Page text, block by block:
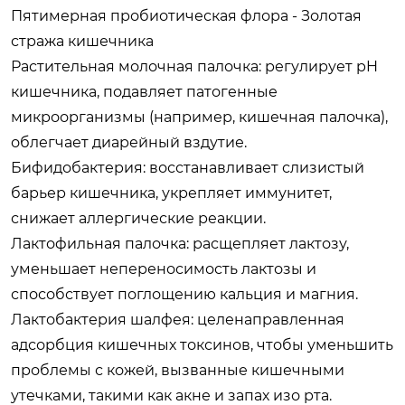
Пятимерная пробиотическая флора - Золотая
стража кишечника
Растительная молочная палочка: регулирует pH
кишечника, подавляет патогенные
микроорганизмы (например, кишечная палочка),
облегчает диарейный вздутие.
Бифидобактерия: восстанавливает слизистый
барьер кишечника, укрепляет иммунитет,
снижает аллергические реакции.
Лактофильная палочка: расщепляет лактозу,
уменьшает непереносимость лактозы и
способствует поглощению кальция и магния.
Лактобактерия шалфея: целенаправленная
адсорбция кишечных токсинов, чтобы уменьшить
проблемы с кожей, вызванные кишечными
утечками, такими как акне и запах изо рта.